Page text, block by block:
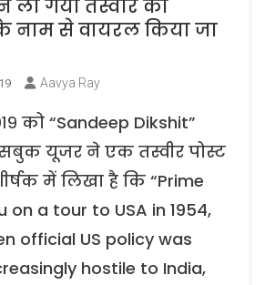
ली गयी तस्वीर को
नाम से वायरल किया जा
Aavya Ray
को “Sandeep Dikshit”
यूजर ने एक तस्वीर पोस्ट
में लिखा है कि “Prime
on a tour to USA in 1954,
official US policy was
hostile to India,